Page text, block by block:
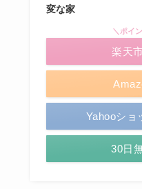
変な家
＼ポイ
楽天
Yahooシ
30日